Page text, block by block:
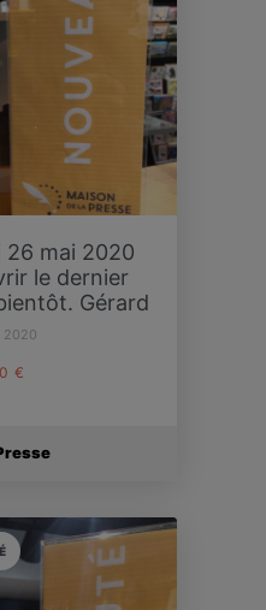
26 mai 2020
le dernier
Gérard
2020
€